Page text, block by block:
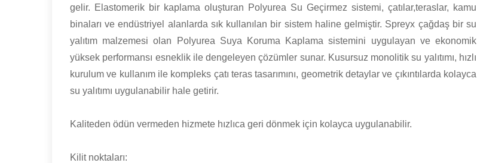
gelir. Elastomerik bir kaplama oluşturan Polyurea Su Geçirmez sistemi, çatılar,teraslar, kamu
binaları ve endüstriyel alanlarda sık kullanılan bir sistem haline gelmiştir. Spreyx çağdaş bir su
yalıtım malzemesi olan Polyurea Suya Koruma Kaplama sistemini uygulayan ve ekonomik
yüksek performansı esneklik ile dengeleyen çözümler sunar. Kusursuz monolitik su yalıtımı, hızlı
kurulum ve kullanım ile kompleks çatı teras tasarımını, geometrik detaylar ve çıkıntılarda kolayca
su yalıtımı uygulanabilir hale getirir.
Kaliteden ödün vermeden hizmete hızlıca geri dönmek için kolayca uygulanabilir.
Kilit noktaları: